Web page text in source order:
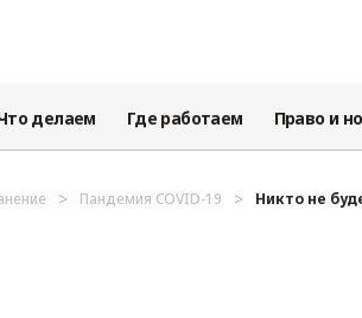
делаем Где работаем Право и
Пандемия COVID-19 Никто не